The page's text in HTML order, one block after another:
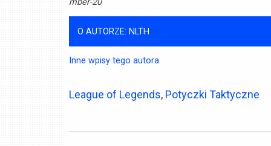
mber-20
O AUTORZE: NLTH
Inne wpisy tego autora
League of Legends, Potyczki Taktyczne